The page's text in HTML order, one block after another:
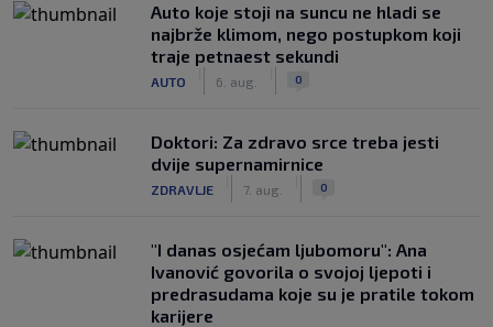
Auto koje stoji na suncu ne hladi se
najbrže klimom, nego postupkom koji
traje petnaest sekundi
AUTO 6. aug. 0
Doktori: Za zdravo srce treba jesti
dvije supernamirnice
ZDRAVLJE 7. aug. 0
"I danas osjećam ljubomoru": Ana
Ivanović govorila o svojoj ljepoti i
predrasudama koje su je pratile tokom
karijere